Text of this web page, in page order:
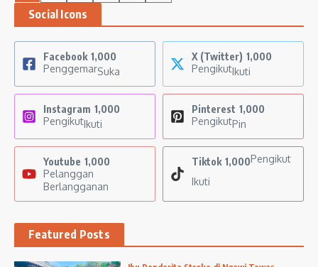
Social Icons
Facebook 1,000
PenggemarSuka
X (Twitter) 1,000
PengikutIkuti
Instagram 1,000
PengikutIkuti
Pinterest 1,000
PengikutPin
Youtube 1,000
Pelanggan
Berlangganan
Tiktok 1,000Pengikut
Ikuti
Featured Posts